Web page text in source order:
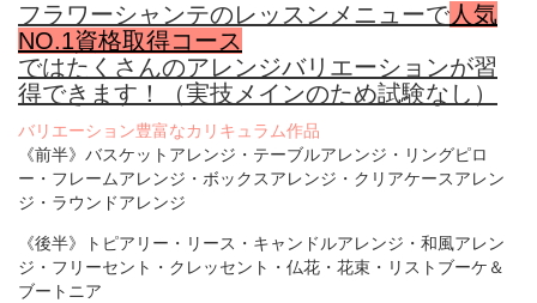
フラワーシャンテのレッスンメニューで人気
NO.1資格取得コース
ではたくさんのアレンジバリエーションが習
得できます！（実技メインのため試験なし）
バリエーション豊富なカリキュラム作品
《前半》バスケットアレンジ・テーブルアレンジ・リングピロ
ー・フレームアレンジ・ボックスアレンジ・クリアケースアレン
ジ・ラウンドアレンジ
《後半》トピアリー・リース・キャンドルアレンジ・和風アレン
ジ・フリーセント・クレッセント・仏花・花束・リストブーケ＆
ブートニア